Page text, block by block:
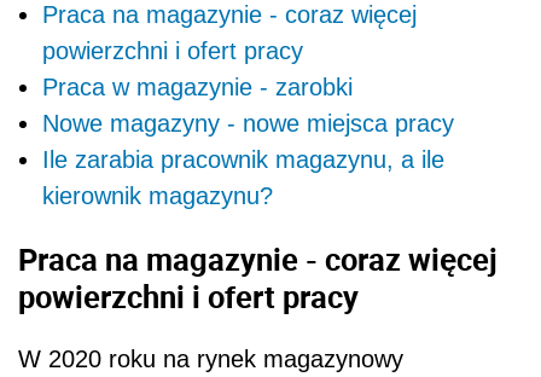
Praca na magazynie - coraz więcej
powierzchni i ofert pracy
Praca w magazynie - zarobki
Nowe magazyny - nowe miejsca pracy
Ile zarabia pracownik magazynu, a ile
kierownik magazynu?
Praca na magazynie - coraz więcej
powierzchni i ofert pracy
W 2020 roku na rynek magazynowy